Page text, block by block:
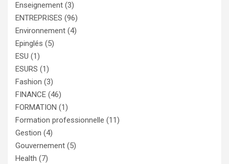
Enseignement (3)
ENTREPRISES (96)
Environnement (4)
Epinglés (5)
ESU (1)
ESURS (1)
Fashion (3)
FINANCE (46)
FORMATION (1)
Formation professionnelle (11)
Gestion (4)
Gouvernement (5)
Health (7)